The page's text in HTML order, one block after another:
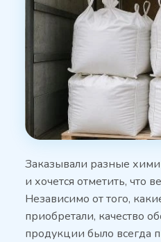
Заказывали разные
и хочется отметить, что
Независимо от того,
приобретали, качество
продукции было всегда